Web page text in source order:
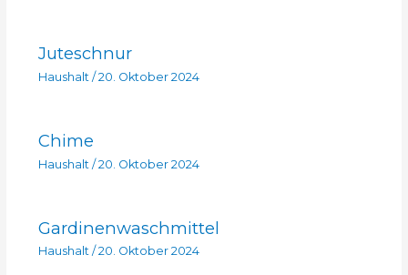
Juteschnur
Haushalt /20. Oktober 2024
Chime
Haushalt /20. Oktober 2024
Gardinenwaschmittel
Haushalt/ 20. Oktober 2024